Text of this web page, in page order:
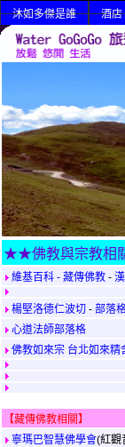
沐如多傑是誰 酒店
★★佛教與宗教相
維基百科 - 藏傳佛教 -
楊堅洛德仁波切 - 部落
心道法師部落格
佛教如來宗 台北如來精
【藏傳佛教相關】
寧瑪巴智慧佛學會(紅觀